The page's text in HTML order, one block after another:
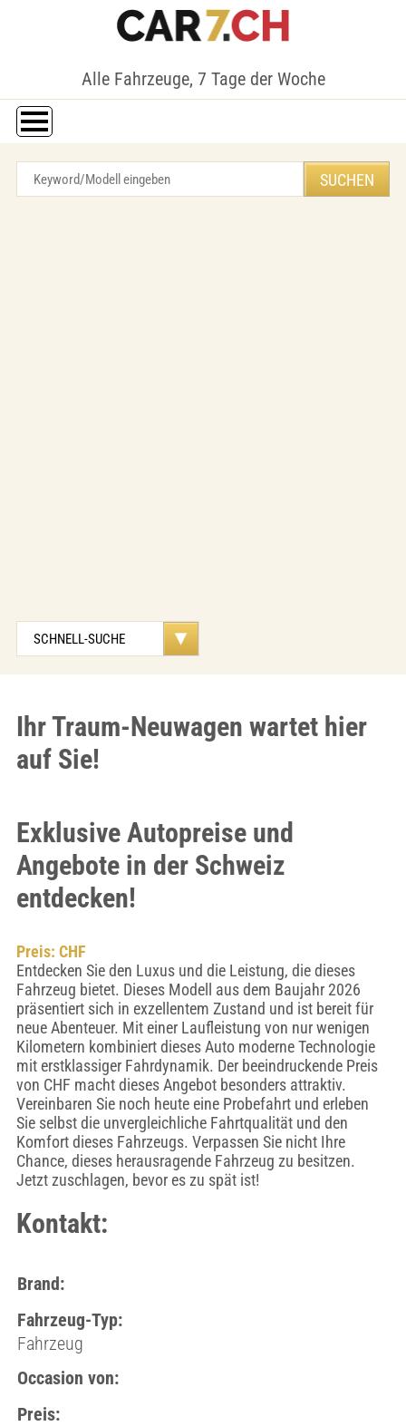
Alle Fahrzeuge, 7 Tage der Woche
Ihr Traum-Neuwagen wartet hier
auf Sie!
Exklusive Autopreise und
Angebote in der Schweiz
entdecken!
Preis: CHF
Entdecken Sie den Luxus und die Leistung, die dieses
Fahrzeug bietet. Dieses Modell aus dem Baujahr 2026
präsentiert sich in exzellentem Zustand und ist bereit für
neue Abenteuer. Mit einer Laufleistung von nur wenigen
Kilometern kombiniert dieses Auto moderne Technologie
mit erstklassiger Fahrdynamik. Der beeindruckende Preis
von CHF macht dieses Angebot besonders attraktiv.
Vereinbaren Sie noch heute eine Probefahrt und erleben
Sie selbst die unvergleichliche Fahrtqualität und den
Komfort dieses Fahrzeugs. Verpassen Sie nicht Ihre
Chance, dieses herausragende Fahrzeug zu besitzen.
Jetzt zuschlagen, bevor es zu spät ist!
Kontakt:
Brand:
Fahrzeug-Typ:
Fahrzeug
Occasion von:
Preis: